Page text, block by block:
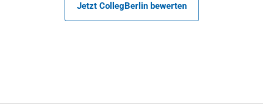
Jetzt CollegBerlin bewerten